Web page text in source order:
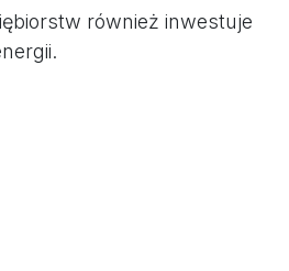
również inwestuje